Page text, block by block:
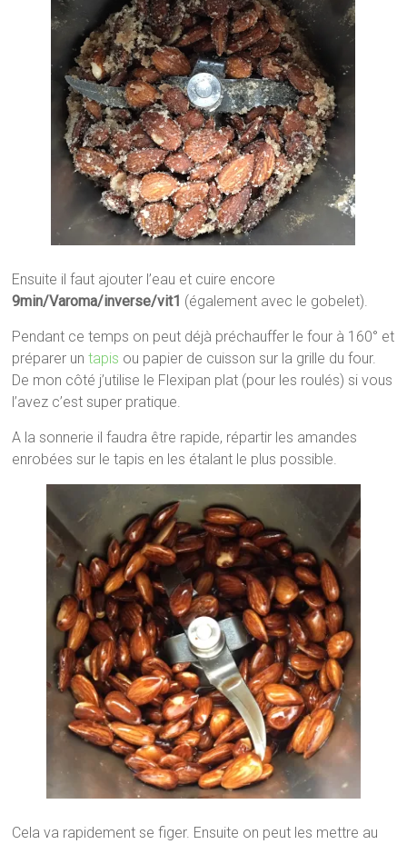
Ensuite il faut ajouter l’eau et cuire encore
9min/Varoma/inverse/vit1 (également avec le gobelet).
Pendant ce temps on peut déjà préchauffer le four à 160° et
préparer untapis ou papier de cuisson sur la grille du four.
De mon côté j’utilise le Flexipan plat (pour les roulés) si vous
l’avez c’est super pratique.
A la sonnerie il faudra être rapide, répartir les amandes
enrobées sur le tapis en les étalant le plus possible.
Cela va rapidement se figer. Ensuite on peut les mettre au